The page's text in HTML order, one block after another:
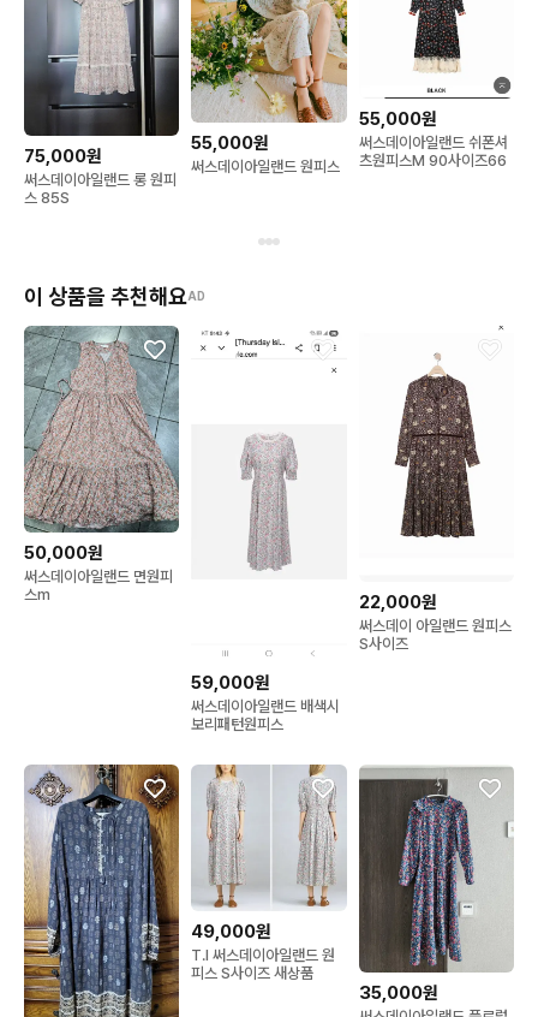
75,000원
써스데이아일랜드 롱 원피
스 85S
55,000원
써스데이아일랜드 원피스
55,000원
써스데이아일랜드 쉬폰셔
츠원피스M 90사이즈66
이 상품을 추천해요AD
50,000원
써스데이아일랜드 면원피
스m
59,000원
써스데이아일랜드 배색시
보리패턴원피스
22,000원
써스데이 아일랜드 원피스
S사이즈
49,000원
T.I 써스데이아일랜드 원
피스 S사이즈 새상품
35,000원